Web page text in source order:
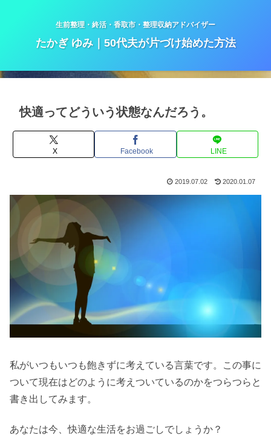
生前整理・終活・香取市・整理収納アドバイザー
たかぎ ゆみ｜50代夫が片づけ始めた方法
快適ってどういう状態なんだろう。
X Facebook LINE
2019.07.02 2020.01.07
私がいつもいつも飽きずに考えている言葉です。この事に
ついて現在はどのように考えついているのかをつらつらと
書き出してみます。
あなたは今、快適な生活をお過ごしでしょうか？